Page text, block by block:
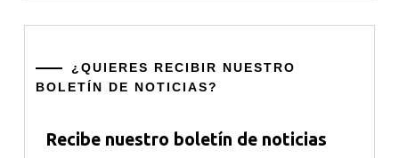
¿QUIERES RECIBIR NUESTRO
BOLETÍN DE NOTICIAS?
Recibe nuestro boletín de noticias